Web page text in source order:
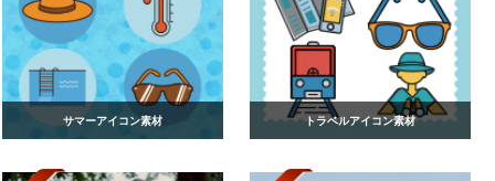
サマーアイコン素材 トラベルアイコン素材